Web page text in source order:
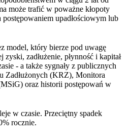
może trafić w poważne kłopoty
upadłościowym lub
model, który bierze pod uwagę
zadłużenie, płynność i kapitał
- a także sygnały z publicznych
Zadłużonych (KRZ), Monitora
oraz historii postępowań w
w czasie. Przeciętny spadek
rocznie.